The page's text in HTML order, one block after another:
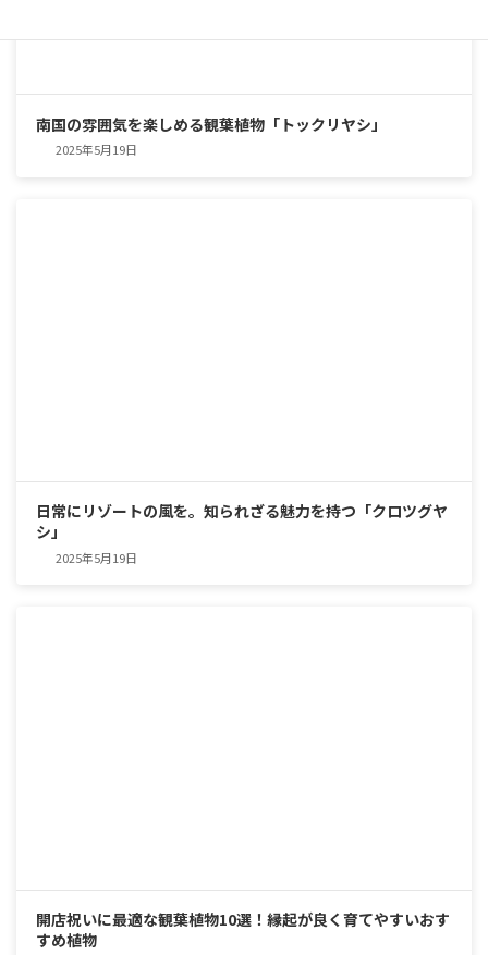
南国の雰囲気を楽しめる観葉植物「トックリヤシ」
2025年5月19日
日常にリゾートの風を。知られざる魅力を持つ「クロツグヤ
シ」
2025年5月19日
開店祝いに最適な観葉植物10選！縁起が良く育てやすいおす
すめ植物